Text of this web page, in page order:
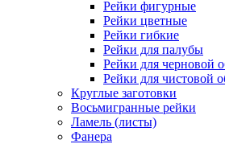
Рейки фигурные
Рейки цветные
Рейки гибкие
Рейки для палубы
Рейки для черновой
Рейки для чистовой
Круглые заготовки
Восьмигранные рейки
Ламель (листы)
Фанера